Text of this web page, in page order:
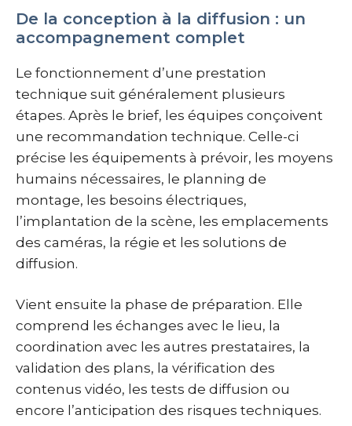
De la conception à la diffusion : un
accompagnement complet
Le fonctionnement d’une prestation
technique suit généralement plusieurs
étapes. Après le brief, les équipes conçoivent
une recommandation technique. Celle-ci
précise les équipements à prévoir, les moyens
humains nécessaires, le planning de
montage, les besoins électriques,
l’implantation de la scène, les emplacements
des caméras, la régie et les solutions de
diffusion.
Vient ensuite la phase de préparation. Elle
comprend les échanges avec le lieu, la
coordination avec les autres prestataires, la
validation des plans, la vérification des
contenus vidéo, les tests de diffusion ou
encore l’anticipation des risques techniques.